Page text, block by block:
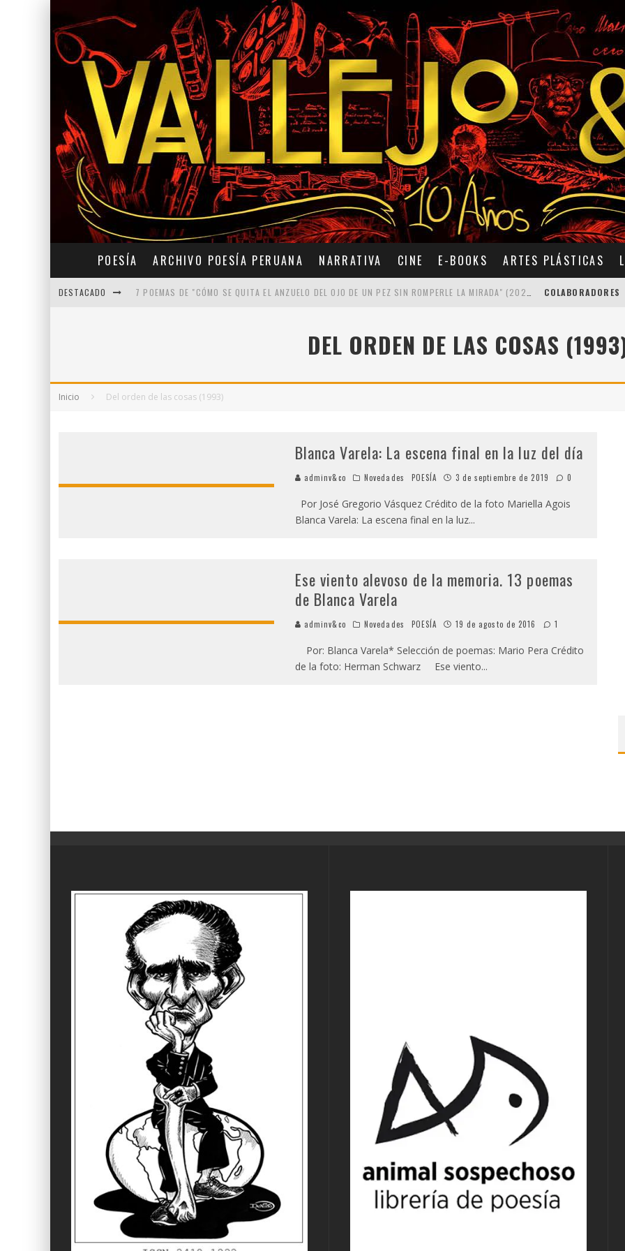
POESÍA ARCHIVO POESÍA PERUANA NARRATIVA CINE E-BOOKS ARTES PLÁSTICAS
DESTACADO
SOBRE "PROSAS MINÚSCULAS" (2025), DE ALONSO RABÍ
COLABORADORES
DEL ORDEN DE LAS COSAS
Inicio Del orden de las cosas (1993)
Blanca Varela: La escena final en la luz del día
adminv&co Novedades POESÍA 3 de septiembre de 2019 0
Por José Gregorio Vásquez Crédito de la foto Mariella Agois
Blanca Varela: La escena final en la luz...
Ese viento alevoso de la memoria. 13 poemas
de Blanca Varela
adminv&co Novedades POESÍA 19 de agosto de 2016 1
Por: Blanca Varela* Selección de poemas: Mario Pera Crédito
de la foto: Herman Schwarz Ese viento...